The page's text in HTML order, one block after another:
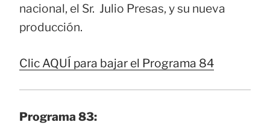
nacional, el Sr. Julio Presas, y su nueva
producción.
Clic AQUÍ para bajar el Programa 84
Programa 83: